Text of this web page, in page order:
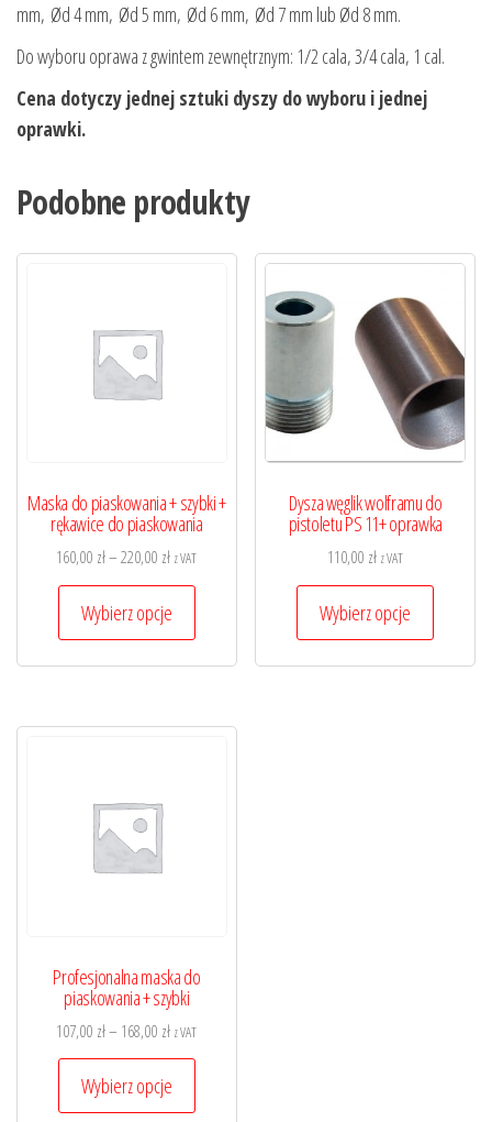
mm, Ød 4 mm, Ød 5 mm, Ød 6 mm, Ød 7 mm lub Ød 8 mm.
Do wyboru oprawa z gwintem zewnętrznym: 1/2 cala, 3/4 cala, 1 cal.
Cena dotyczy jednej sztuki dyszy do wyboru i jednej
oprawki.
Podobne produkty
Maska do piaskowania + szybki +
rękawice do piaskowania
160,00 zł– 220,00 złZakres
cen:
od
160,00 zł
do
z VAT
Wybierz opcje
Ten
Dysza węglik wolframu do
pistoletu PS 11+ oprawka
110,00 zł z VAT
Wybierz opcje
Ten
Profesjonalna maska do
piaskowania + szybki
107,00 zł– 168,00 złZakres
cen:
od
107,00 zł
z VAT
Wybierz opcje
Ten